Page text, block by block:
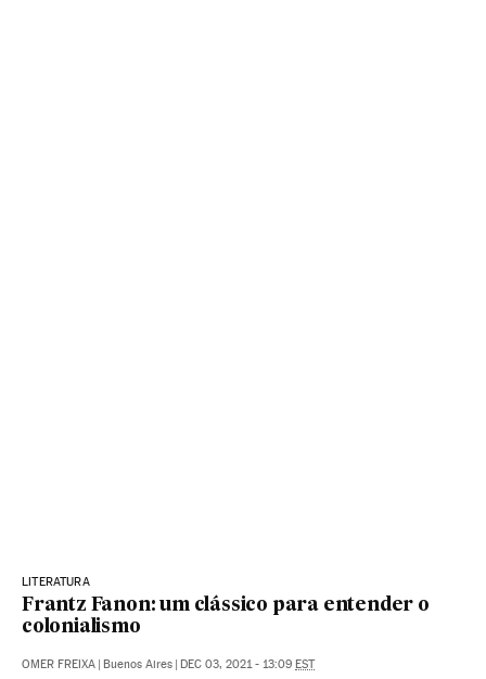
LITERATURA
Frantz Fanon: um clássico para entender o
colonialismo
OMER FREIXA | Buenos Aires | DEC 03, 2021 - 13:09 EST